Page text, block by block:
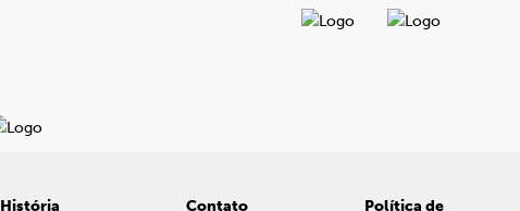
História Contato Política de